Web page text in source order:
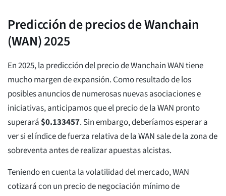
Predicción de precios de Wanchain
(WAN) 2025
En 2025, la predicción del precio de Wanchain WAN tiene
mucho margen de expansión. Como resultado de los
posibles anuncios de numerosas nuevas asociaciones e
iniciativas, anticipamos que el precio de la WAN pronto
superará$0.133457. Sin embargo, deberíamos esperar a
ver si el índice de fuerza relativa de la WAN sale de la zona de
sobreventa antes de realizar apuestas alcistas.
Teniendo en cuenta la volatilidad del mercado, WAN
cotizará con un precio de negociación mínimo de